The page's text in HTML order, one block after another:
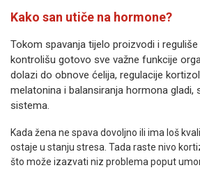
Kako san utiče na hormone?
Tokom spavanja tijelo proizvodi i
kontrolišu gotovo sve važne funkcije
dolazi do obnove ćelija, regulacije
melatonina i balansiranja hormona gladi,
sistema.
Kada žena ne spava dovoljno ili ima loš
ostaje u stanju stresa. Tada raste nivo
što može izazvati niz problema poput